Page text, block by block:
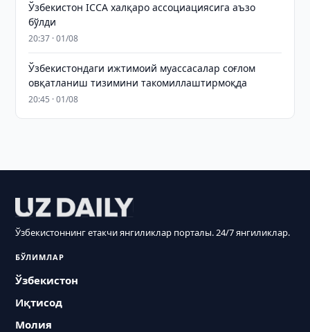
Ўзбекистон ICCA халқаро ассоциациясига аъзо
бўлди
20:37 · 01/08
Ўзбекистондаги ижтимоий муассасалар соғлом
овқатланиш тизимини такомиллаштирмоқда
20:45 · 01/08
Ўзбекистоннинг етакчи янгиликлар порталы. 24/7 янгиликлар.
БЎЛИМЛАР
Ўзбекистон
Иқтисод
Молия